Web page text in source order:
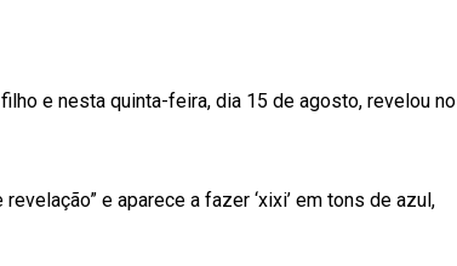
e nesta quinta-feira, dia 15 de agosto, revelou no
e aparece a fazer ‘xixi’ em tons de azul,